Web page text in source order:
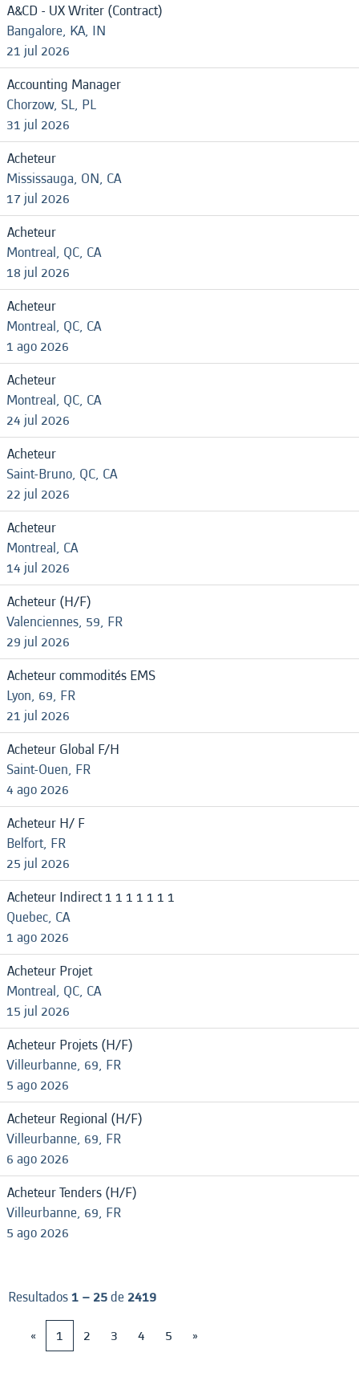
A&CD - UX Writer (Contract)
Bangalore, KA, IN
21 jul 2026
Accounting Manager
Chorzow, SL, PL
31 jul 2026
Acheteur
Mississauga, ON, CA
17 jul 2026
Acheteur
Montreal, QC, CA
18 jul 2026
Acheteur
Montreal, QC, CA
1 ago 2026
Acheteur
Montreal, QC, CA
24 jul 2026
Acheteur
Saint-Bruno, QC, CA
22 jul 2026
Acheteur
Montreal, CA
14 jul 2026
Acheteur (H/F)
Valenciennes, 59, FR
29 jul 2026
Acheteur commodités EMS
Lyon, 69, FR
21 jul 2026
Acheteur Global F/H
Saint-Ouen, FR
4 ago 2026
Acheteur H/ F
Belfort, FR
25 jul 2026
Acheteur Indirect 1 1 1 1 1 1 1
Quebec, CA
1 ago 2026
Acheteur Projet
Montreal, QC, CA
15 jul 2026
Acheteur Projets (H/F)
Villeurbanne, 69, FR
5 ago 2026
Acheteur Regional (H/F)
Villeurbanne, 69, FR
6 ago 2026
Acheteur Tenders (H/F)
Villeurbanne, 69, FR
5 ago 2026
Resultados1 – 25de 2419
«
1 2 3 4 5 »